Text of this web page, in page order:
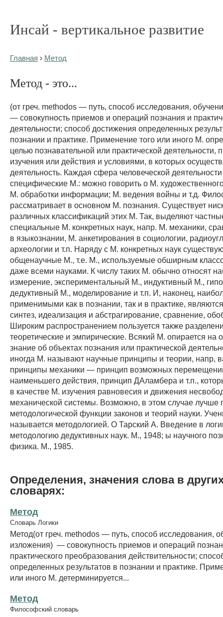
Инсай - вертикальное развитие
Главная › Метод
Метод - это...
(от греч. methodos — путь, способ исследования,
— совокупность приемов и операций познания и
деятельности; способ достижения определенных
познании и практике. Применение того или иного М.
целью познавательной или практической деятельности,
изучения или действия и условиями, в которых
деятельность. Каждая сфера человеческой
специфические М.: можно говорить о М.
М. обработки информации; М. ведения войны и т.д.
рассматривает в основном М. познания. Существует
различных классификаций этих М. Так, выделяют
специальные М. конкретных наук, напр. М. механики,
в языкознании, М. анкетирования в социологии,
археологии и т.п. Наряду с М. конкретных наук
общенаучные М., т.е. М., используемые обширным
даже всеми науками. К числу таких М. обычно относят
измерение, экспериментальный М., индуктивный М.,
дедуктивный М., моделирование и т.п. И, наконец,
применимыми как в познании, так и в практике,
синтез, идеализация и абстрагирование, сравнение,
Широким распространением пользуется также
теоретические и эмпирические. Всякий М. опирается на
знание об объектах познания или практической
иногда М. называют научные принципы и теории, напр,
принципы механики — принцип возможных
наименьшего действия, принцип ДАламбера и т.п.,
в качестве М. изучения равновесия и движения
механической системы. Возможно, в этом случае лучше
методологической функции законов и теорий науки.
называется методологией. О Тарский А. Введение в
методологию дедуктивных наук. М., 1948; ы научного
физика. М., 1985.
Определения, значения слова в
словарях:
Метод
Словарь Логики
Метод(от греч. methodos — путь, способ исследования,
изложения) — совокупность приемов и операций
практического преобразования действительности;
определенных результатов в познании и практике.
или иного М. детерминируется...
Метод
Философский словарь